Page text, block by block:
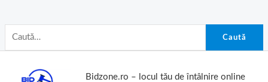
Caută
Bidzone.ro – locul tău de întâlnire online